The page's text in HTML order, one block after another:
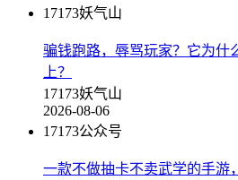
17173妖气山
骗钱跑路，辱骂玩家？它为什
上？
17173妖气山
2026-08-06
17173公众号
一款不做抽卡不卖武学的手游